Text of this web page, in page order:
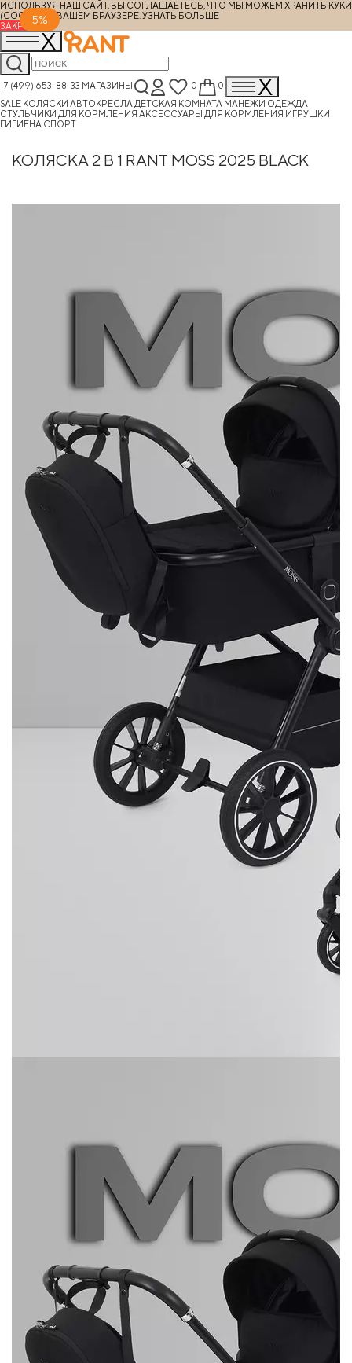
ИСПОЛЬЗУЯ НАШ САЙТ, ВЫ СОГЛАШАЕТЕСЬ, ЧТО МЫ МОЖЕМ ХРАНИТЬ КУКИ
(COOKIES) В ВАШЕМ БРАУЗЕРЕ. УЗНАТЬ БОЛЬШЕ
ЗАКРЫТЬ
+7 (499) 653-88-33 МАГАЗИНЫ 0
0
SALE КОЛЯСКИ АВТОКРЕСЛА ДЕТСКАЯ КОМНАТА МАНЕЖИ ОДЕЖДА
СТУЛЬЧИКИ ДЛЯ КОРМЛЕНИЯ АКСЕССУАРЫ ДЛЯ КОРМЛЕНИЯ ИГРУШКИ
ГИГИЕНА СПОРТ
КОЛЯСКА 2 В 1 RANT MOSS 2025 BLACK
5%